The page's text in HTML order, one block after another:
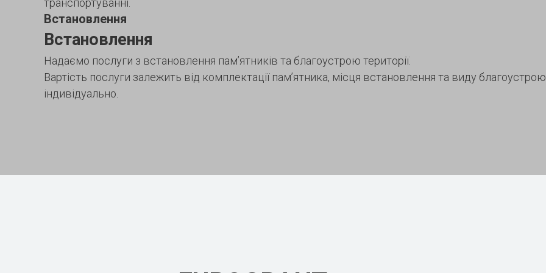
транспортуванні.
Встановлення
Встановлення
Надаємо послуги з встановлення пам’ятників та благоустрою території.
Вартість послуги залежить від комплектації пам’ятника, місця встановлення та виду
індивідуально.